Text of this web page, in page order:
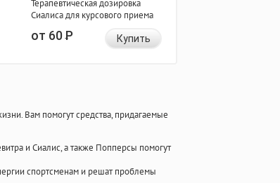
Терапевтическая дозировка
Сиалиса для курсового приема
от 60Р Купить
Вам помогут средства, придагаемые
и Сиалис, а также Попперсы помогут
спортсменам и решат проблемы